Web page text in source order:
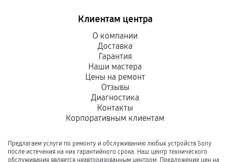
Клиентам центра
О компании
Доставка
Гарантия
Наши мастера
Цены на ремонт
Отзывы
Диагностика
Контакты
Корпоративным клиентам
Предлагаем услуги по ремонту и обслуживанию любых устройств Sony
после истечения на них гарантийного срока. Наш центр технического
обслуживания является неавторизованным центром. Предложение цен на